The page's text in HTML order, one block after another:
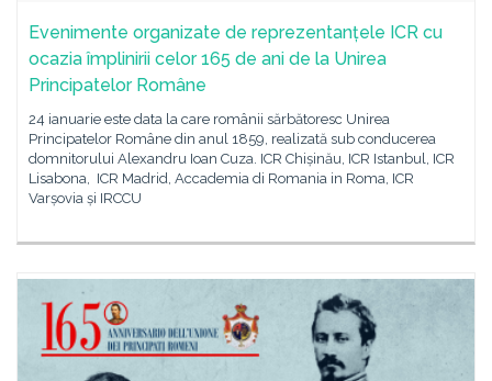
Evenimente organizate de reprezentanțele ICR cu
ocazia împlinirii celor 165 de ani de la Unirea
Principatelor Române
24 ianuarie este data la care românii sărbătoresc Unirea
Principatelor Române din anul 1859, realizată sub conducerea
domnitorului Alexandru Ioan Cuza. ICR Chișinău, ICR Istanbul, ICR
Lisabona, ICR Madrid, Accademia di Romania in Roma, ICR
Varșovia și IRCCU